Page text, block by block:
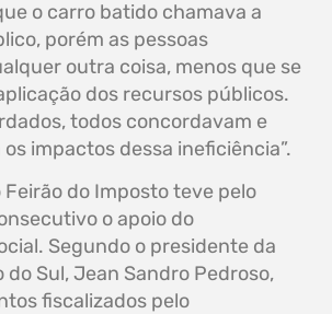
o carro batido chamava a
porém as pessoas
outra coisa, menos que se
dos recursos públicos.
todos concordavam e
impactos dessa ineficiência”.
Feirão do Imposto teve pelo
o apoio do
Segundo o presidente da
do Sul, Jean Sandro Pedroso,
fiscalizados pelo